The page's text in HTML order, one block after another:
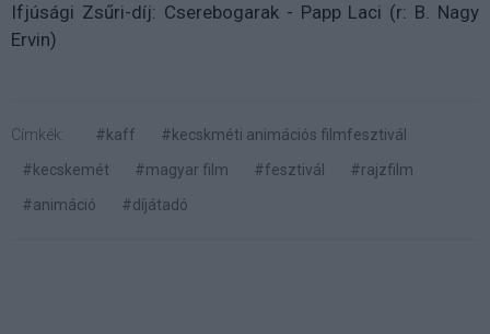
Ifjúsági Zsűri-díj: Cserebogarak - Papp Laci (r: B. Nagy
Ervin)
Címkék: #kaff
#kecskméti animációs filmfesztivál
#kecskemét
#magyar film #fesztivál
#rajzfilm
#animáció
#díjátadó